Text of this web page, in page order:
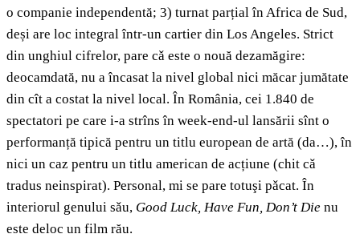
o companie independentă; 3) turnat parțial în Africa de Sud,
deși are loc integral într-un cartier din Los Angeles. Strict
din unghiul cifrelor, pare cǎ este o nouă dezamăgire:
deocamdată, nu a încasat la nivel global nici măcar jumătate
din cît a costat la nivel local. În România, cei 1.840 de
spectatori pe care i-a strîns în week-end-ul lansării sînt o
performanță tipică pentru un titlu european de artă (da…), în
nici un caz pentru un titlu american de acțiune (chit cǎ
tradus neinspirat). Personal, mi se pare totuşi pǎcat. În
interiorul genului sǎu, Good Luck, Have Fun, Don’t Die nu
este deloc un film rău.